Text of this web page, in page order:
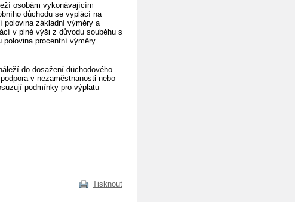
osobám vykonávajícím
důchodu se vyplácí na
polovina základní výměry a
v plné výši z důvodu souběhu s
polovina procentní výměry
do dosažení důchodového
v nezaměstnanosti nebo
podmínky pro výplatu
Tisknout